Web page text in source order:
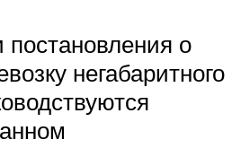
о
негабаритного